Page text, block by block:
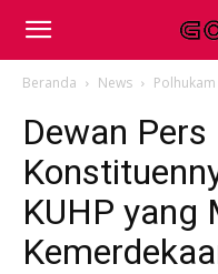
Beranda News Polhukam
Dewan
KUHP yang